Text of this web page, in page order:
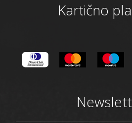
Kartično